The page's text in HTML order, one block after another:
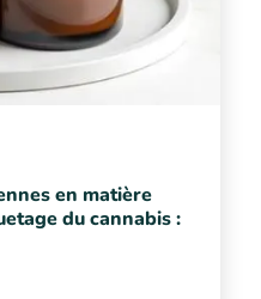
en matière
du cannabis :